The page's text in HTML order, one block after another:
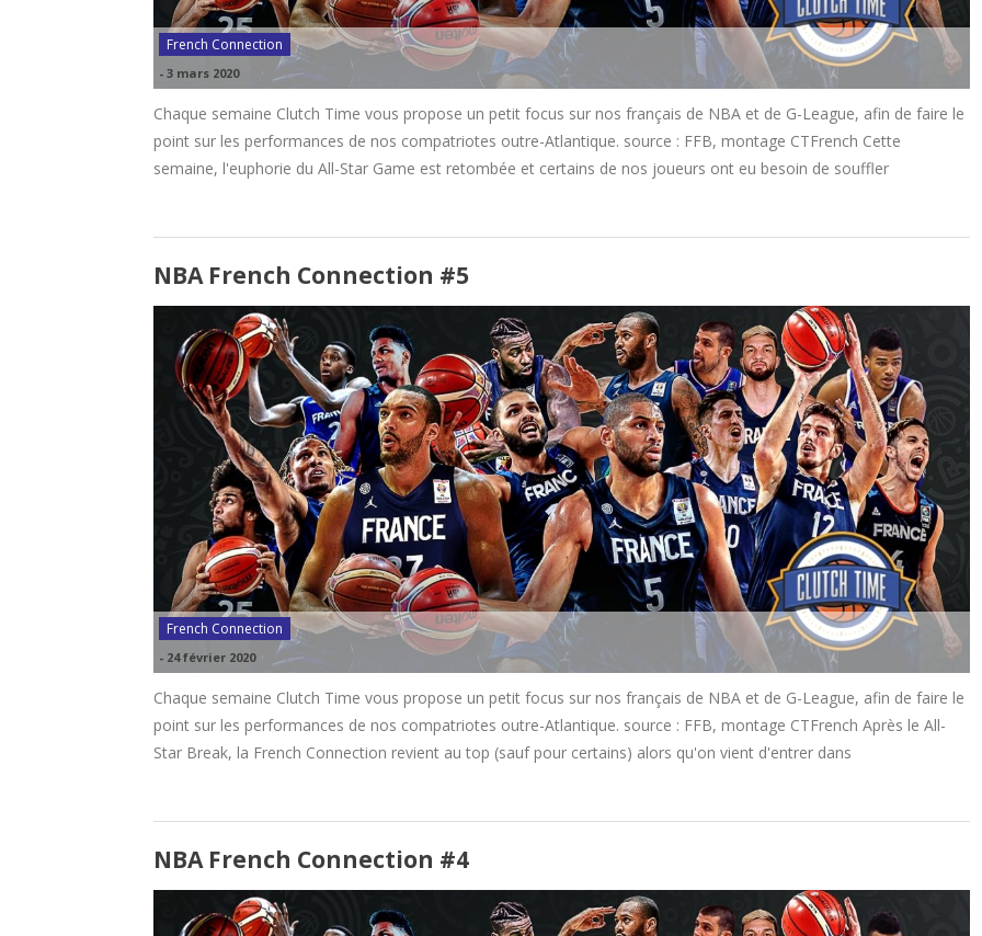
French Connection
- 3 mars 2020
Chaque semaine Clutch Time vous propose un petit focus sur nos français de NBA et de G-League, afin de faire le
point sur les performances de nos compatriotes outre-Atlantique. source : FFB, montage CTFrench Cette
semaine, l'euphorie du All-Star Game est retombée et certains de nos joueurs ont eu besoin de souffler
NBA French Connection #5
French Connection
- 24 février 2020
Chaque semaine Clutch Time vous propose un petit focus sur nos français de NBA et de G-League, afin de faire le
point sur les performances de nos compatriotes outre-Atlantique. source : FFB, montage CTFrench Après le All-
Star Break, la French Connection revient au top (sauf pour certains) alors qu'on vient d'entrer dans
NBA French Connection #4